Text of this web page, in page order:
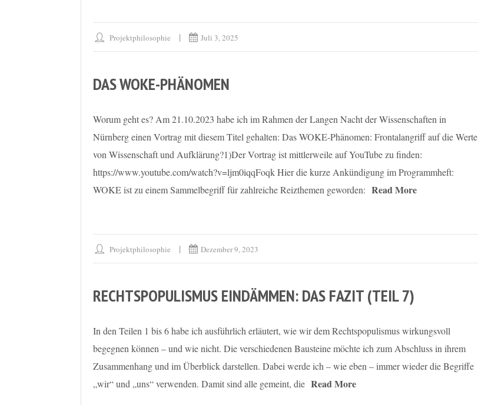
Projektphilosophie Juli 3, 2025
DAS WOKE-PHÄNOMEN
Worum geht es? Am 21.10.2023 habe ich im Rahmen der Langen Nacht der Wissenschaften in
Nürnberg einen Vortrag mit diesem Titel gehalten: Das WOKE-Phänomen: Frontalangriff auf die Werte
von Wissenschaft und Aufklärung?1)Der Vortrag ist mittlerweile auf YouTube zu finden:
https://www.youtube.com/watch?v=ljm0iqqFoqk Hier die kurze Ankündigung im Programmheft:
WOKE ist zu einem Sammelbegriff für zahlreiche Reizthemen geworden: Read More
Projektphilosophie Dezember 9, 2023
RECHTSPOPULISMUS EINDÄMMEN: DAS FAZIT (TEIL 7)
In den Teilen 1 bis 6 habe ich ausführlich erläutert, wie wir dem Rechtspopulismus wirkungsvoll
begegnen können – und wie nicht. Die verschiedenen Bausteine möchte ich zum Abschluss in ihrem
Zusammenhang und im Überblick darstellen. Dabei werde ich – wie eben – immer wieder die Begriffe
„wir“ und „uns“ verwenden. Damit sind alle gemeint, die Read More